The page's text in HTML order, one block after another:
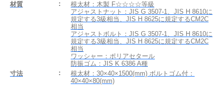
材質
根太材：木製 F☆☆☆☆等級
アジャストナット：JIS G 3507-1、JIS H 8610に
規定する3級相当、JIS H 8625に規定するCM2C
相当
アジャストボルト：JIS G 3507-1、JIS H 8610に
規定する3級相当、JIS H 8625に規定するCM2C
相当
ワッシャー：ポリアセタール
防振ゴム：JIS K 6386 A種
寸法
根太材：30×40×1500(mm) ボルトゴム付：
40×40×80(mm)